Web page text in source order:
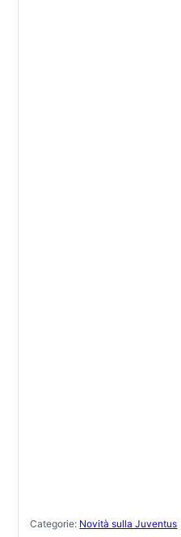
Categorie: Novità sulla Juventus